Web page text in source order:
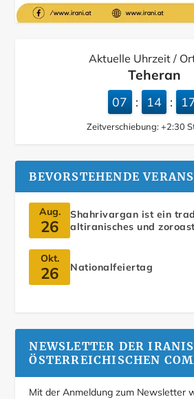
Aktuelle Uhrzeit /
Teheran
07 : 14 :
Zeitverschiebung: +2:30
BEVORSTEHENDE
Aug.
26
Shahrivargan ist ein
altiranisches und
Okt.
26 Nationalfeiertag
NEWSLETTER DER
ÖSTERREICHISCHEN
Mit der Anmeldung zum Newsletter